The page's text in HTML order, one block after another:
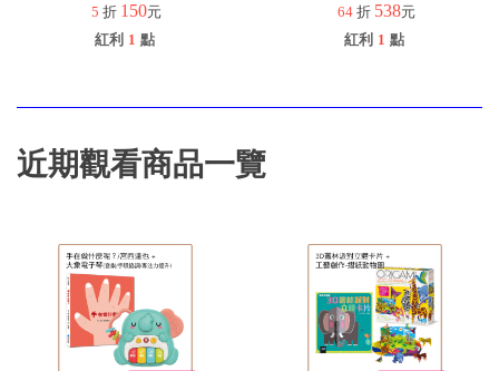
5 折 150元
紅利 1 點
64 折 538元
紅利 1 點
近期觀看商品一覽